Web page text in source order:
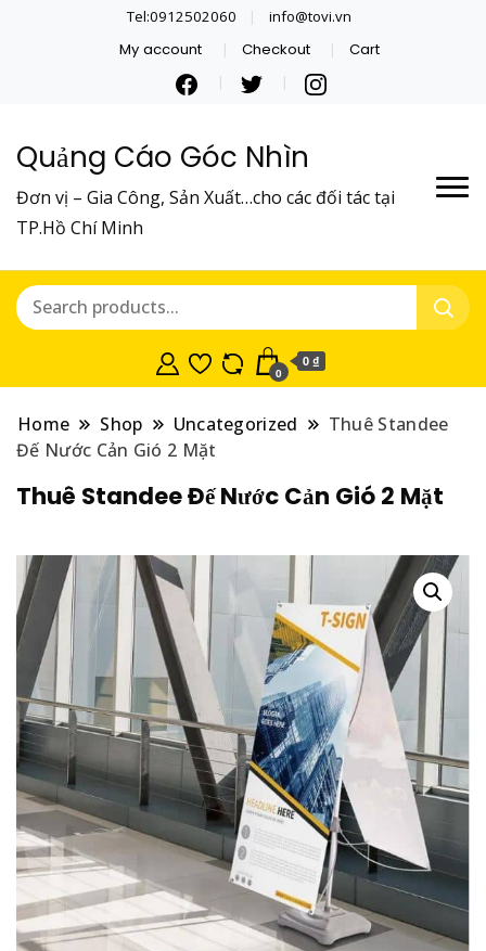
Tel:0912502060 info@tovi.vn
My account Checkout Cart
Quảng Cáo Góc Nhìn
Đơn vị – Gia Công, Sản Xuất…cho các đối tác tại
TP.Hồ Chí Minh
0
0 ₫
Home Shop Uncategorized
Thuê Standee
Đế Nước Cản Gió 2 Mặt
Thuê Standee Đế Nước Cản Gió 2 Mặt